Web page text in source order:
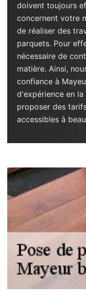
doivent toujours
concernent votre
de réaliser des
parquets. Pour
nécessaire de
matière. Ainsi,
confiance à
d'expérience en
proposer des
accessibles à